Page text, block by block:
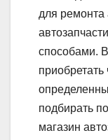
для ремонта
способами.
приобретать
подбирать
магазин